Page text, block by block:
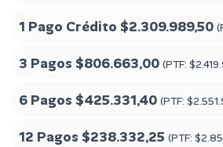
1 Pago Crédito $2.309.989,50
3 Pagos $806.663,00 (PTF:
6 Pagos $425.331,40 (PTF:
12 Pagos $238.332,25 (PTF: